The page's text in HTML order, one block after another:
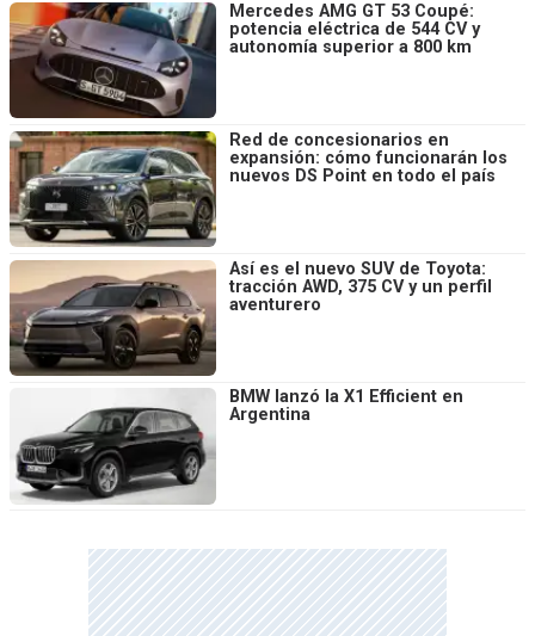
Mercedes AMG GT 53 Coupé:
potencia eléctrica de 544 CV y
autonomía superior a 800 km
Red de concesionarios en
expansión: cómo funcionarán los
nuevos DS Point en todo el país
Así es el nuevo SUV de Toyota:
tracción AWD, 375 CV y un perfil
aventurero
BMW lanzó la X1 Efficient en
Argentina